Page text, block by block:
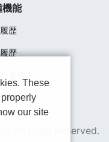
機能
歴
歴
み
Right Reserved.
These
our site